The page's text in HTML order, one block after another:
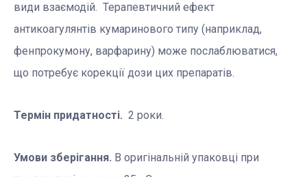
види взаємодій. Терапевтичний ефект
антикоагулянтів кумаринового типу (наприклад,
фенпрокумону, варфарину) може послаблюватися,
що потребує корекції дози цих препаратів.
Термін придатності. 2 роки.
Умови зберігання. В оригінальній упаковці при